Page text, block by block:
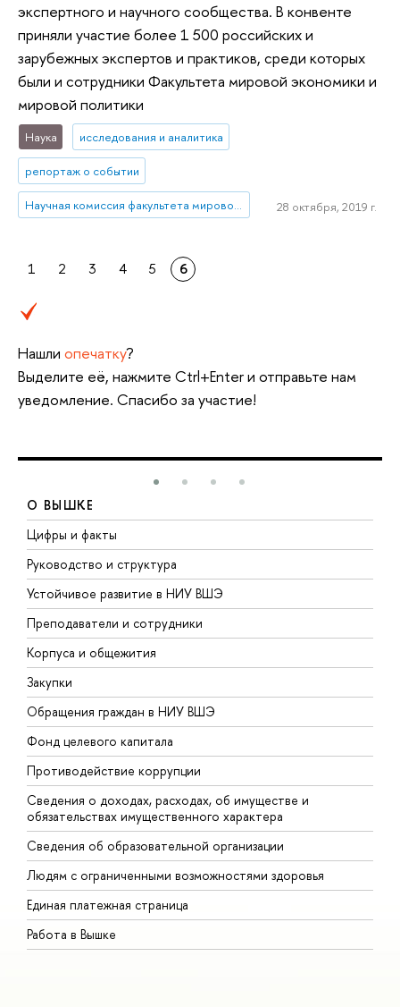
экспертного и научного сообщества. В конвенте
приняли участие более 1 500 российских и
зарубежных экспертов и практиков, среди которых
были и сотрудники Факультета мировой экономики и
мировой политики
Наука исследования и аналитика
репортаж о событии
Научная комиссия факультета мировой экономики и мировой политики 28 октября, 2019 г.
1 2 3 4 5 6
Нашли опечатку?
Выделите её, нажмите Ctrl+Enter и отправьте нам
уведомление. Спасибо за участие!
О ВЫШКЕ
Цифры и факты
Руководство и структура
Устойчивое развитие в НИУ ВШЭ
Преподаватели и сотрудники
Корпуса и общежития
Закупки
Обращения граждан в НИУ ВШЭ
Фонд целевого капитала
Противодействие коррупции
Сведения о доходах, расходах, об имуществе и
обязательствах имущественного характера
Сведения об образовательной организации
Людям с ограниченными возможностями здоровья
Единая платежная страница
Работа в Вышке